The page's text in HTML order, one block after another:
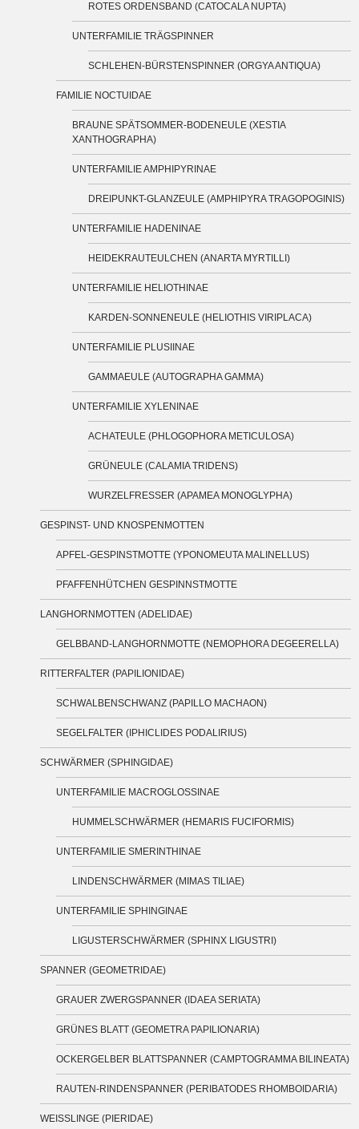
ROTES ORDENSBAND (CATOCALA NUPTA)
UNTERFAMILIE TRÄGSPINNER
SCHLEHEN-BÜRSTENSPINNER (ORGYA ANTIQUA)
FAMILIE NOCTUIDAE
BRAUNE SPÄTSOMMER-BODENEULE (XESTIA
XANTHOGRAPHA)
UNTERFAMILIE AMPHIPYRINAE
DREIPUNKT-GLANZEULE (AMPHIPYRA TRAGOPOGINIS)
UNTERFAMILIE HADENINAE
HEIDEKRAUTEULCHEN (ANARTA MYRTILLI)
UNTERFAMILIE HELIOTHINAE
KARDEN-SONNENEULE (HELIOTHIS VIRIPLACA)
UNTERFAMILIE PLUSIINAE
GAMMAEULE (AUTOGRAPHA GAMMA)
UNTERFAMILIE XYLENINAE
ACHATEULE (PHLOGOPHORA METICULOSA)
GRÜNEULE (CALAMIA TRIDENS)
WURZELFRESSER (APAMEA MONOGLYPHA)
GESPINST- UND KNOSPENMOTTEN
APFEL-GESPINSTMOTTE (YPONOMEUTA MALINELLUS)
PFAFFENHÜTCHEN GESPINNSTMOTTE
LANGHORNMOTTEN (ADELIDAE)
GELBBAND-LANGHORNMOTTE (NEMOPHORA DEGEERELLA)
RITTERFALTER (PAPILIONIDAE)
SCHWALBENSCHWANZ (PAPILLO MACHAON)
SEGELFALTER (IPHICLIDES PODALIRIUS)
SCHWÄRMER (SPHINGIDAE)
UNTERFAMILIE MACROGLOSSINAE
HUMMELSCHWÄRMER (HEMARIS FUCIFORMIS)
UNTERFAMILIE SMERINTHINAE
LINDENSCHWÄRMER (MIMAS TILIAE)
UNTERFAMILIE SPHINGINAE
LIGUSTERSCHWÄRMER (SPHINX LIGUSTRI)
SPANNER (GEOMETRIDAE)
GRAUER ZWERGSPANNER (IDAEA SERIATA)
GRÜNES BLATT (GEOMETRA PAPILIONARIA)
OCKERGELBER BLATTSPANNER (CAMPTOGRAMMA BILINEATA)
RAUTEN-RINDENSPANNER (PERIBATODES RHOMBOIDARIA)
WEISSLINGE (PIERIDAE)